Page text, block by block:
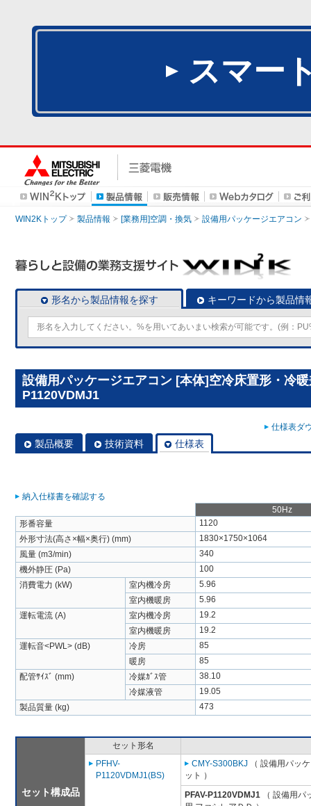
スマー
WIN2Kトップ 製品情報 [業務用]空調・換気 設備用パッケージエアコン
形名から製品情報を探す キーワードから製品情
設備用パッケージエアコン [本体]空冷床置形・冷
P1120VDMJ1
仕様表ダ
製品概要 技術資料 仕様表
納入仕様書を確認する
50Hz
形番容量
1120
外形寸法(高さ×幅×奥行) (mm)
1830×1750×1064
風量 (m3/min)
340
機外静圧 (Pa)
100
消費電力 (kW)
室内機冷房
5.96
室内機暖房
5.96
運転電流 (A)
室内機冷房
19.2
室内機暖房
19.2
運転音<PWL> (dB)
冷房
85
暖房
85
配管ｻｲｽﾞ (mm)
冷媒ｶﾞｽ管
38.10
冷媒液管
19.05
製品質量 (kg)
473
セット構成品
セット形名
PFHV-
P1120VDMJ1(BS)
CMY-S300BKJ （ 設備用パッ
ット ）
PFAV-P1120VDMJ1 （ 設備用パ